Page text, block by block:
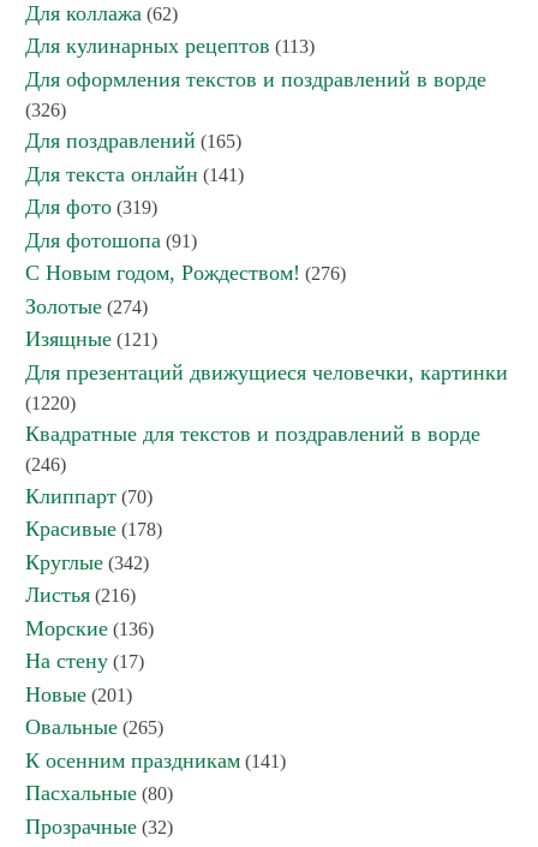
Для коллажа (62)
Для кулинарных рецептов (113)
Для оформления текстов и поздравлений в ворде
(326)
Для поздравлений (165)
Для текста онлайн (141)
Для фото (319)
Для фотошопа (91)
С Новым годом, Рождеством! (276)
Золотые (274)
Изящные (121)
Для презентаций движущиеся человечки, картинки
(1220)
Квадратные для текстов и поздравлений в ворде
(246)
Клиппарт (70)
Красивые (178)
Круглые (342)
Листья (216)
Морские (136)
На стену (17)
Новые (201)
Овальные (265)
К осенним праздникам (141)
Пасхальные (80)
Прозрачные (32)